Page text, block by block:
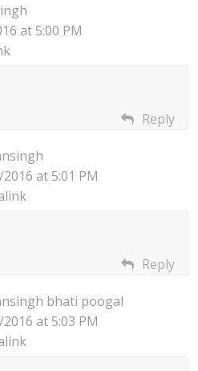
at 5:00 PM
Reply
at 5:01 PM
Reply
bhati poogal
at 5:03 PM